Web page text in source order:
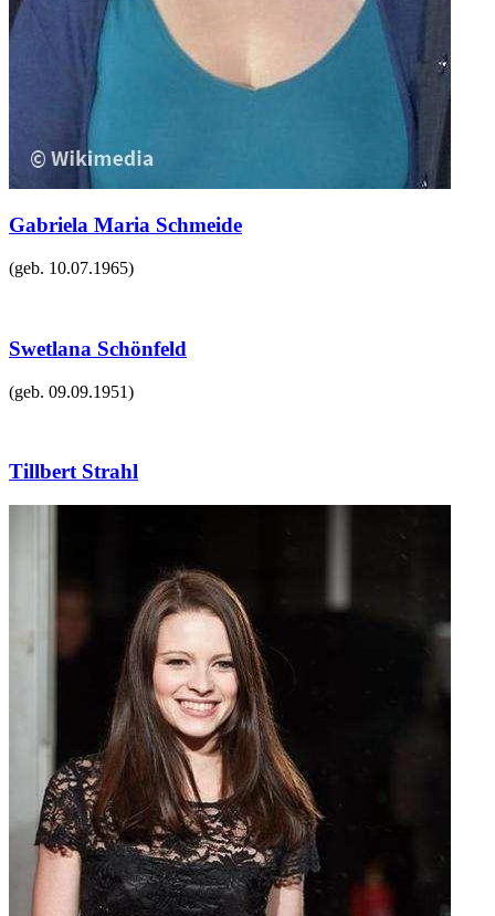
Gabriela Maria Schmeide
(geb. 10.07.1965)
Swetlana Schönfeld
(geb. 09.09.1951)
Tillbert Strahl